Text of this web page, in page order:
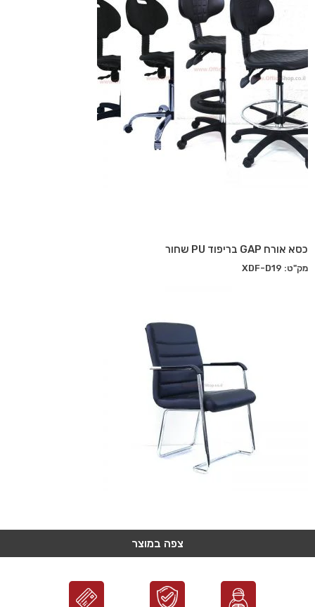
צפה במוצר
צפה במוצר
צפה במוצר
צפה במוצר
כסא אורח GAP בריפוד PU שחור
מק"ט: XDF-D19
צפה במוצר